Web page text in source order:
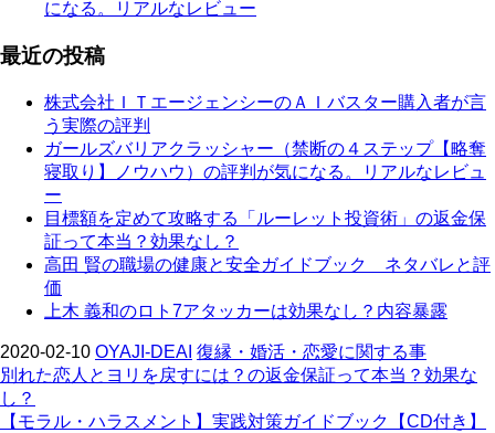
になる。リアルなレビュー
最近の投稿
株式会社ＩＴエージェンシーのＡＩバスター購入者が言
う実際の評判
ガールズバリアクラッシャー（禁断の４ステップ【略奪
寝取り】ノウハウ）の評判が気になる。リアルなレビュ
ー
目標額を定めて攻略する「ルーレット投資術」の返金保
証って本当？効果なし？
高田 賢の職場の健康と安全ガイドブック ネタバレと評
価
上木 義和のロト7アタッカーは効果なし？内容暴露
2020-02-10 OYAJI-DEAI 復縁・婚活・恋愛に関する事
別れた恋人とヨリを戻すには？の返金保証って本当？効果な
し？
【モラル・ハラスメント】実践対策ガイドブック【CD付き】